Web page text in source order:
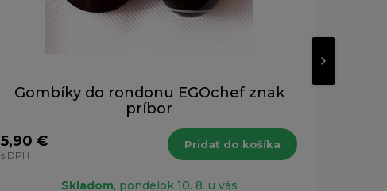
Gombíky do rondonu EGOchef znak
príbor
5,90 €
s DPH
Pridať do košíka
Skladom, pondelok 10. 8. u vás